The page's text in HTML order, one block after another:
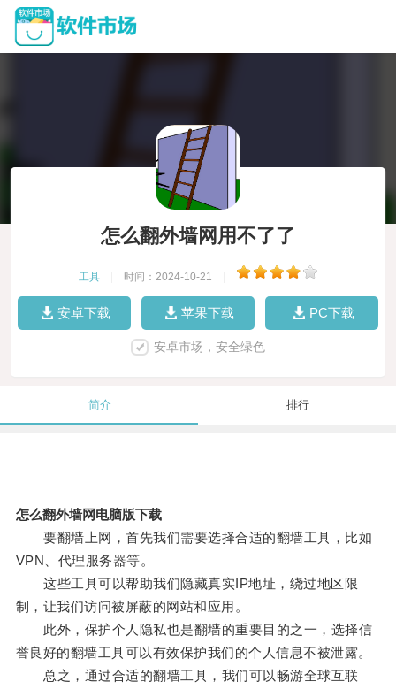
怎么翻外墙网用不了了
工具 时间：2024-10-21
安卓下载 苹果下载 PC下载
安卓市场，安全绿色
简介 排行
怎么翻外墙网电脑版下载
要翻墙上网，首先我们需要选择合适的翻墙工具，比如
VPN、代理服务器等。
这些工具可以帮助我们隐藏真实IP地址，绕过地区限
制，让我们访问被屏蔽的网站和应用。
此外，保护个人隐私也是翻墙的重要目的之一，选择信
誉良好的翻墙工具可以有效保护我们的个人信息不被泄露。
总之，通过合适的翻墙工具，我们可以畅游全球互联